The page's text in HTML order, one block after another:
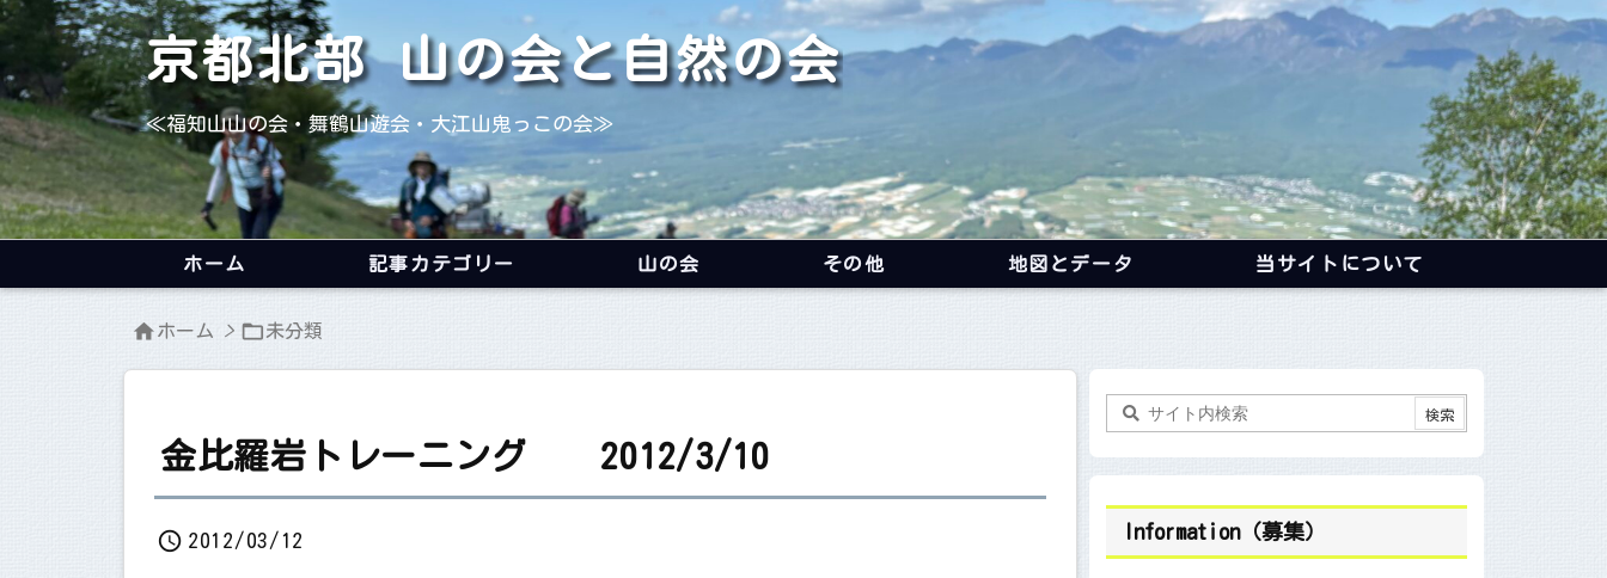
京都北部 山の会と自然の会
≪福知山山の会・舞鶴山遊会・大江山鬼っこの会≫
ホーム 記事カテゴリー 山の会 その他 地図とデータ 当サイトについて
ホーム > 未分類
金比羅岩トレーニング 2012/3/10
 2012/03/12 Information（募集）